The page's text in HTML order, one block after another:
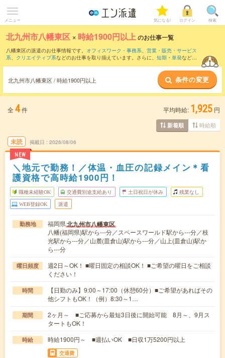
メニュー 気になる! ログイン 検索
北九州市八幡東区 × 時給1900円以上のお仕事一覧
八幡東区の派遣のお仕事情報です。 オフィスワーク・事務系、 営業・販売・サービス
系、 クリエイティブ系などのお仕事を取り揃えています。さらに、 短期 ・ 単発などの
北九州市八幡東区 / 時給1900円以上 条件の変更
全 4件 平均時給: 1,925 円
新着順 時給順
未読
NEW
掲載日 2026/08/06
＼地元で勤務！／体温・血圧の記録メイン＊看
護資格で高時給1900円！
職種未経験OK 交通費別途支給あり 土日祝日が休み 残業なし
WEB登録OK 派遣
勤務地 福岡県北九州市八幡東区
八幡(福岡県)駅から---分／スペースワールド駅から---分／枝
光駅から---分／山麓(皿倉山)駅から---分／山上(皿倉山)駅か
ら---分
曜日頻度
週2日～OK！ ■曜日固定の相談OK！ ■ご希望の曜日をご相談
ください！
時間
【日勤のみ】9:00～17:00（休憩60分）■ご希望があればその
他シフトもOK！（例）8:30～1…
期間
2ヶ月～ ■ご応募から最短3日後に開始可能 8月～、9月ス
タートもOK！
時給 時給1900円～ ■週払いOK ■日収1万5200円以上
交通費